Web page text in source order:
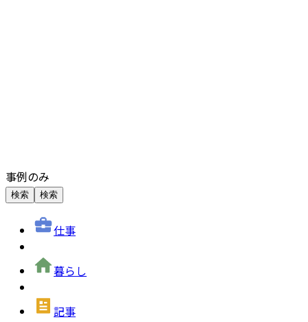
事例のみ
検索 検索
仕事
暮らし
記事